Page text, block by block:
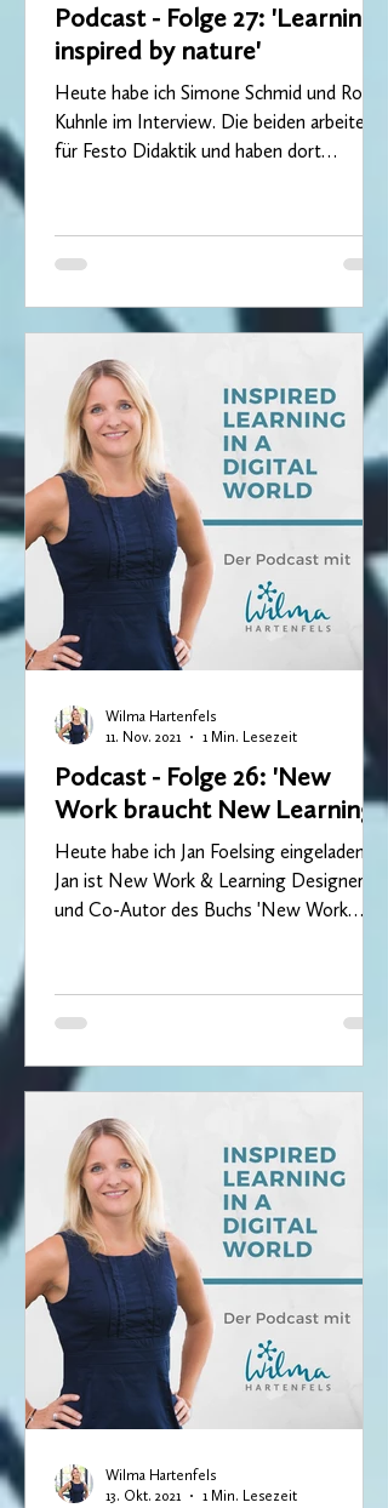
Podcast - Folge 27: 'Learning
inspired by nature'
Heute habe ich Simone Schmid und Robin
Kuhnle im Interview. Die beiden arbeiten
für Festo Didaktik und haben dort
Podcast - Folge 26: 'New
Work braucht New Learning'
Heute habe ich Jan Foelsing eingeladen.
Jan ist New Work & Learning Designer
und Co-Autor des Buchs 'New Work
Wilma Hartenfels
11. Nov. 2021
1 Min. Lesezeit
Wilma Hartenfels
13. Okt. 2021
1 Min. Lesezeit